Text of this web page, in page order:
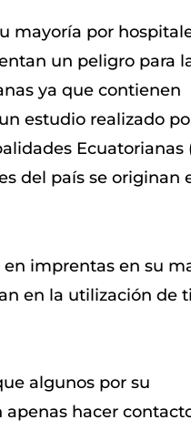
mayoría por
un peligro para
ya que contienen
estudio realizado
Ecuatorianas
del país se originan
imprentas en su
en la utilización de
algunos por su
hacer